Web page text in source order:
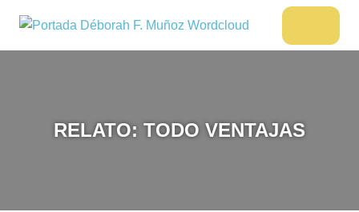
contenido
DÉBORAH
RELATO: TODO VENTAJAS